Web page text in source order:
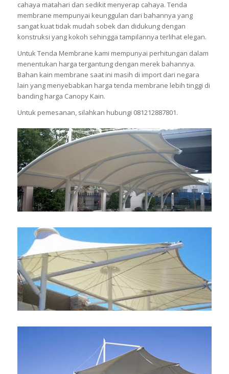
cahaya matahari dan sedikit menyerap cahaya. Tenda
membrane mempunyai keunggulan dari bahannya yang
sangat kuat tidak mudah sobek dan didukung dengan
konstruksi yang kokoh sehingga tampilannya terlihat elegan.
Untuk Tenda Membrane kami mempunyai perhitungan dalam
menentukan harga tergantung dengan merek bahannya.
Bahan kain membrane saat ini masih di import dari negara
lain yang menyebabkan harga tenda membrane lebih tinggi di
banding harga Canopy Kain.
Untuk pemesanan, silahkan hubungi 081212887801.